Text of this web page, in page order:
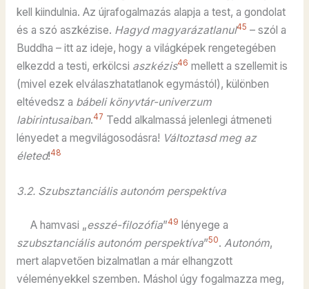
kell kiindulnia. Az újrafogalmazás alapja a test, a gondolat
és a szó aszkézise. Hagyd magyarázatlanul45 – szól a
Buddha – itt az ideje, hogy a világképek rengetegében
elkezdd a testi, erkölcsi aszkézis46 mellett a szellemit is
(mivel ezek elválaszhatatlanok egymástól), különben
eltévedsz a bábeli könyvtár-univerzum
labirintusaiban.47 Tedd alkalmassá jelenlegi átmeneti
lényedet a megvilágosodásra! Változtasd meg az
életed!48
3.2. Szubsztanciális autonóm perspektíva
A hamvasi „esszé-filozófia”49 lényege a
szubsztanciális autonóm perspektíva”50. Autonóm,
mert alapvetően bizalmatlan a már elhangzott
véleményekkel szemben. Máshol úgy fogalmazza meg,